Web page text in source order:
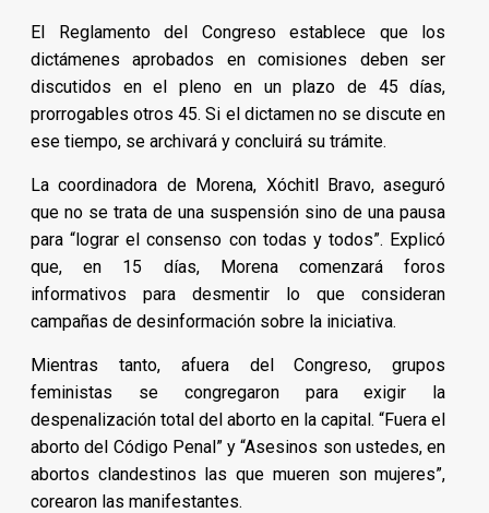
El Reglamento del Congreso establece que los
dictámenes aprobados en comisiones deben ser
discutidos en el pleno en un plazo de 45 días,
prorrogables otros 45. Si el dictamen no se discute en
ese tiempo, se archivará y concluirá su trámite.
La coordinadora de Morena, Xóchitl Bravo, aseguró
que no se trata de una suspensión sino de una pausa
para “lograr el consenso con todas y todos”. Explicó
que, en 15 días, Morena comenzará foros
informativos para desmentir lo que consideran
campañas de desinformación sobre la iniciativa.
Mientras tanto, afuera del Congreso, grupos
feministas se congregaron para exigir la
despenalización total del aborto en la capital. “Fuera el
aborto del Código Penal” y “Asesinos son ustedes, en
abortos clandestinos las que mueren son mujeres”,
corearon las manifestantes.